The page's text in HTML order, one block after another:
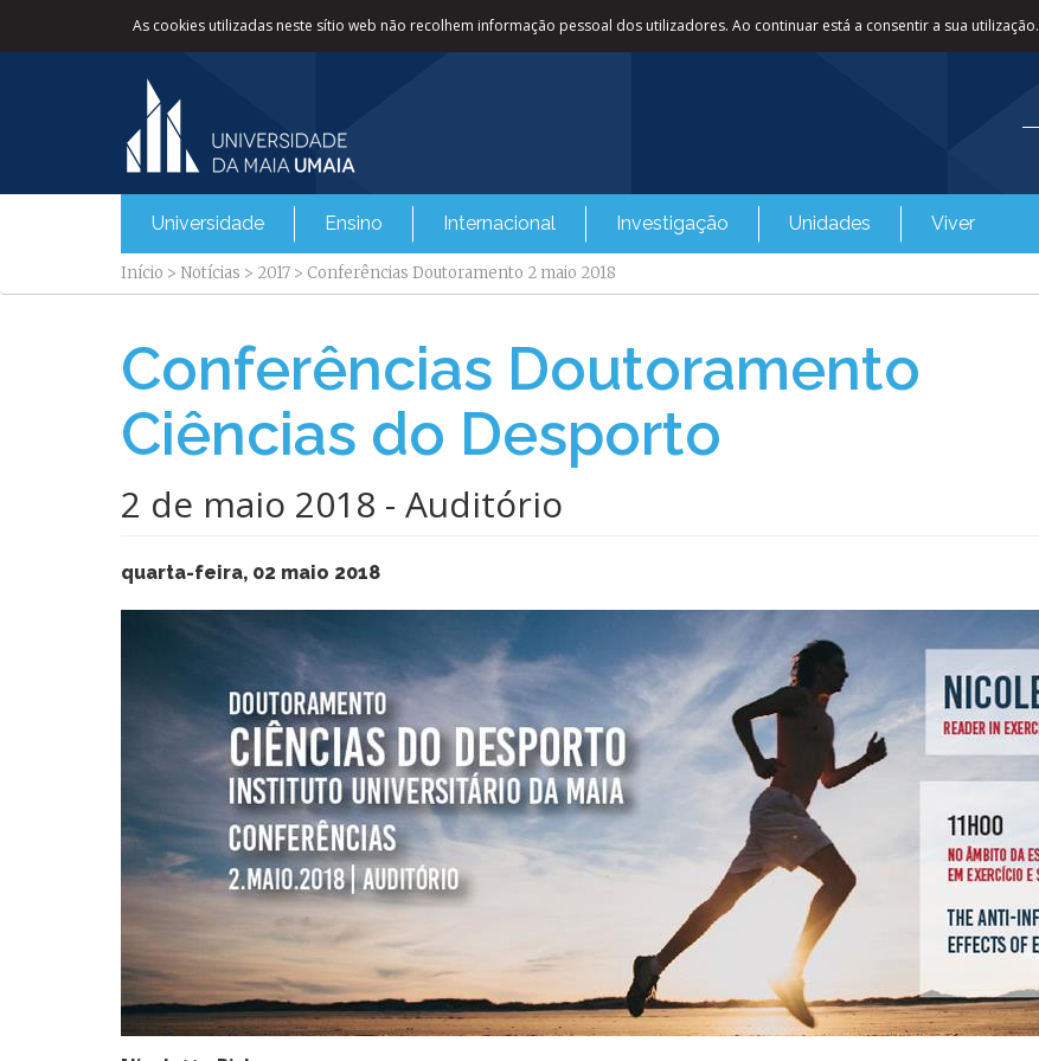
As cookies utilizadas neste sítio web não recolhem informação pessoal dos utilizadores. Ao continuar está a consentir a sua utilização.
Universidade Ensino Internacional Investigação Unidades Viver
Início > Notícias > 2017 > Conferências Doutoramento 2 maio 2018
Conferências Doutoramento
Ciências do Desporto
2 de maio 2018 - Auditório
quarta-feira, 02 maio 2018